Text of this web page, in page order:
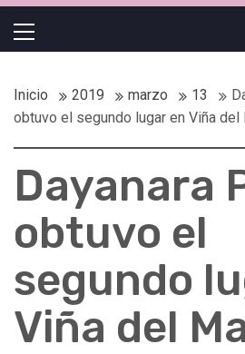
principal
Inicio 2019 marzo 13
obtuvo el segundo lugar en Viña del
Dayanara
obtuvo el
segundo
Viña del